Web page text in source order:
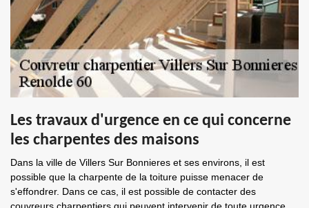
Les travaux d'urgence en ce qui concerne
les charpentes des maisons
Dans la ville de Villers Sur Bonnieres et ses environs, il est
possible que la charpente de la toiture puisse menacer de
s'effondrer. Dans ce cas, il est possible de contacter des